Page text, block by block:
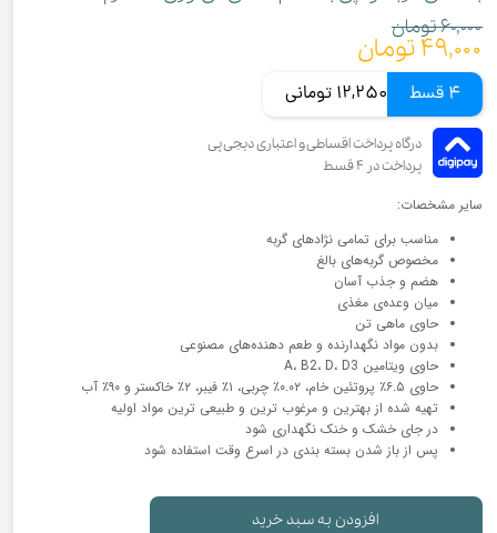
۶۰,۰۰۰ تومان
۴۹,۰۰۰ تومان
4 قسط 12,250 تومانی
سایر مشخصات:
مناسب برای تمامی نژادهای گربه
مخصوص گربه‌های بالغ
هضم و جذب آسان
میان وعده‌ی مغذی
حاوی ماهی تن
بدون مواد نگهدارنده و طعم دهنده‌های مصنوعی
حاوی ویتامین A، B2، D، D3
حاوی ۶.۵٪ پروتئین خام، ۰.۰۲٪ چربی، ۱٪ فیبر، ۲٪ خاکستر و ۹۰٪ آب
تهیه شده از بهترین و مرغوب ترین و طبیعی ترین مواد اولیه
در جای خشک و خنک نگهداری شود
پس از باز شدن بسته بندی در اسرع وقت استفاده شود
افزودن به سبد خرید